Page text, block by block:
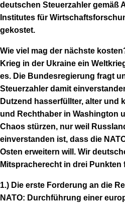
deutschen Steuerzahler gemäß
Institutes für
gekostet.
Wie viel mag der nächste
Krieg in der Ukraine ein
es. Die Bundesregierung fragt
Steuerzahler damit
Dutzend hasserfüllter, alter und
und Rechthaber in Washington
Chaos stürzen, nur weil
einverstanden ist, dass die
Osten erweitern will. Wir
Mitspracherecht in drei Punkten
1.) Die erste Forderung an die
NATO: Durchführung einer